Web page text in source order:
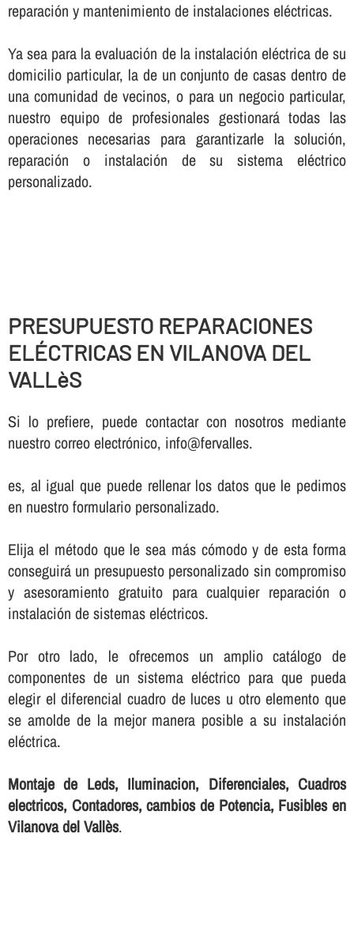
reparación y mantenimiento de instalaciones eléctricas.
Ya sea para la evaluación de la instalación eléctrica de su
domicilio particular, la de un conjunto de casas dentro de
una comunidad de vecinos, o para un negocio particular,
nuestro equipo de profesionales gestionará todas las
operaciones necesarias para garantizarle la solución,
reparación o instalación de su sistema eléctrico
personalizado.
PRESUPUESTO REPARACIONES
ELÉCTRICAS EN VILANOVA DEL
VALLèS
Si lo prefiere, puede contactar con nosotros mediante
nuestro correo electrónico, info@fervalles.
es, al igual que puede rellenar los datos que le pedimos
en nuestro formulario personalizado.
Elija el método que le sea más cómodo y de esta forma
conseguirá un presupuesto personalizado sin compromiso
y asesoramiento gratuito para cualquier reparación o
instalación de sistemas eléctricos.
Por otro lado, le ofrecemos un amplio catálogo de
componentes de un sistema eléctrico para que pueda
elegir el diferencial cuadro de luces u otro elemento que
se amolde de la mejor manera posible a su instalación
eléctrica.
Montaje de Leds, Iluminacion, Diferenciales, Cuadros
electricos, Contadores, cambios de Potencia, Fusibles en
Vilanova del Vallès.